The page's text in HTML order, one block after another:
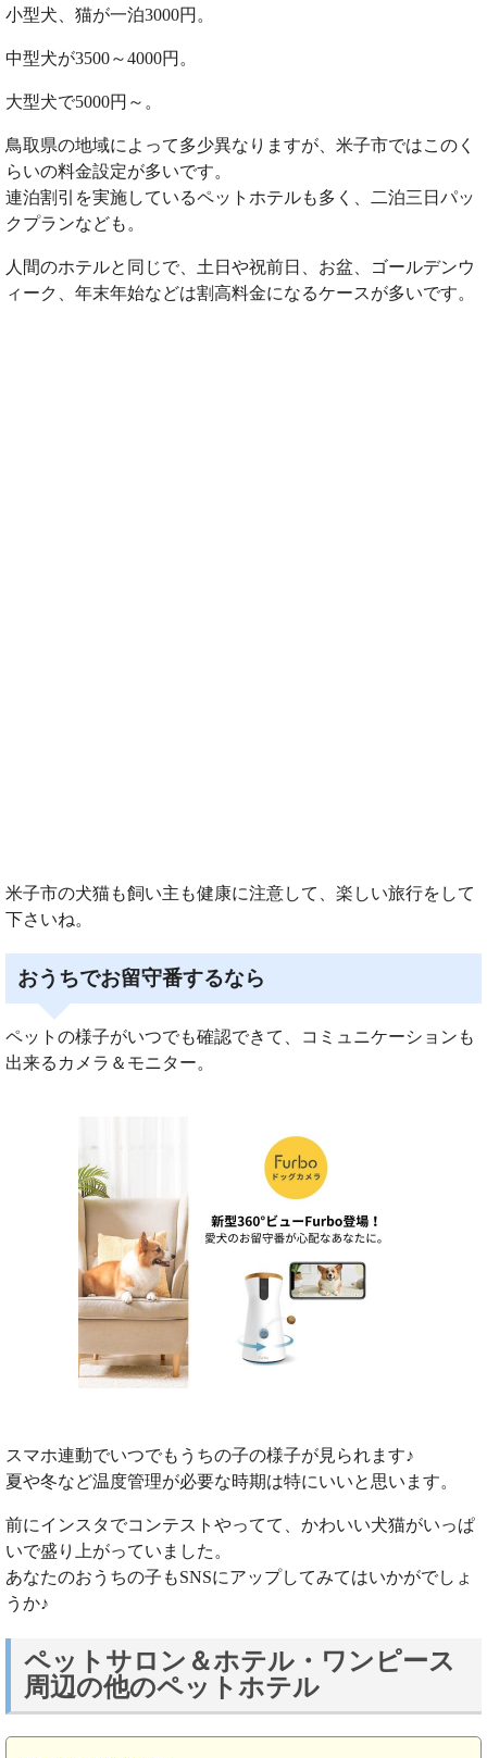
小型犬、猫が一泊3000円。
中型犬が3500～4000円。
大型犬で5000円～。
鳥取県の地域によって多少異なりますが、米子市ではこのく
らいの料金設定が多いです。
連泊割引を実施しているペットホテルも多く、二泊三日パッ
クプランなども。
人間のホテルと同じで、土日や祝前日、お盆、ゴールデンウ
ィーク、年末年始などは割高料金になるケースが多いです。
米子市の犬猫も飼い主も健康に注意して、楽しい旅行をして
下さいね。
おうちでお留守番するなら
ペットの様子がいつでも確認できて、コミュニケーションも
出来るカメラ＆モニター。
スマホ連動でいつでもうちの子の様子が見られます♪
夏や冬など温度管理が必要な時期は特にいいと思います。
前にインスタでコンテストやってて、かわいい犬猫がいっぱ
いで盛り上がっていました。
あなたのおうちの子もSNSにアップしてみてはいかがでしょ
うか♪
ペットサロン＆ホテル・ワンピース
周辺の他のペットホテル